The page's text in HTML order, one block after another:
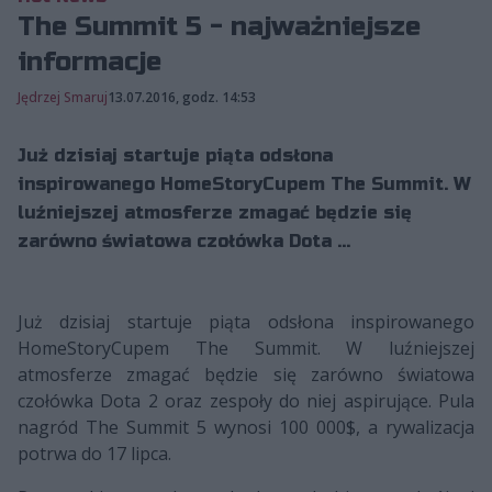
The Summit 5 - najważniejsze
informacje
Jędrzej Smaruj13.07.2016, godz. 14:53
Już dzisiaj startuje piąta odsłona
inspirowanego HomeStoryCupem The Summit. W
luźniejszej atmosferze zmagać będzie się
zarówno światowa czołówka Dota ...
Już dzisiaj startuje piąta odsłona inspirowanego
HomeStoryCupem The Summit. W luźniejszej
atmosferze zmagać będzie się zarówno światowa
czołówka Dota 2 oraz zespoły do niej aspirujące. Pula
nagród The Summit 5 wynosi 100 000$, a rywalizacja
potrwa do 17 lipca.